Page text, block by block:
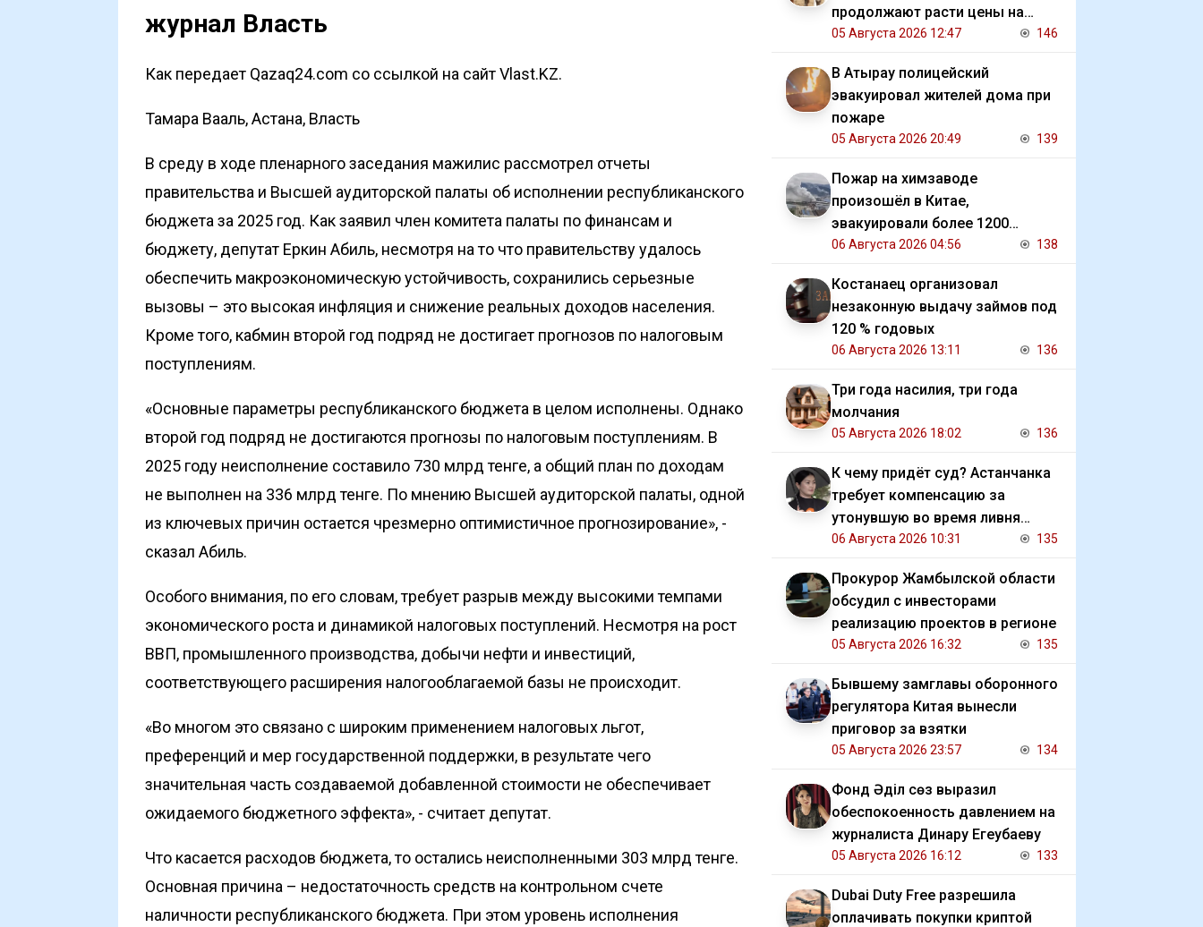
журнал Власть
Как передает Qazaq24.com со ссылкой на сайт Vlast.KZ.
Тамара Вааль, Астана, Власть
В среду в ходе пленарного заседания мажилис рассмотрел отчеты
правительства и Высшей аудиторской палаты об исполнении республиканского
бюджета за 2025 год. Как заявил член комитета палаты по финансам и
бюджету, депутат Еркин Абиль, несмотря на то что правительству удалось
обеспечить макроэкономическую устойчивость, сохранились серьезные
вызовы – это высокая инфляция и снижение реальных доходов населения.
Кроме того, кабмин второй год подряд не достигает прогнозов по налоговым
поступлениям.
«Основные параметры республиканского бюджета в целом исполнены. Однако
второй год подряд не достигаются прогнозы по налоговым поступлениям. В
2025 году неисполнение составило 730 млрд тенге, а общий план по доходам
не выполнен на 336 млрд тенге. По мнению Высшей аудиторской палаты, одной
из ключевых причин остается чрезмерно оптимистичное прогнозирование», -
сказал Абиль.
Особого внимания, по его словам, требует разрыв между высокими темпами
экономического роста и динамикой налоговых поступлений. Несмотря на рост
ВВП, промышленного производства, добычи нефти и инвестиций,
соответствующего расширения налогооблагаемой базы не происходит.
«Во многом это связано с широким применением налоговых льгот,
преференций и мер государственной поддержки, в результате чего
значительная часть создаваемой добавленной стоимости не обеспечивает
ожидаемого бюджетного эффекта», - считает депутат.
Что касается расходов бюджета, то остались неисполненными 303 млрд тенге.
Основная причина – недостаточность средств на контрольном счете
наличности республиканского бюджета. При этом уровень исполнения
продолжают расти цены на
баранину и конину
05 Августа 2026 12:47 146
В Атырау полицейский
эвакуировал жителей дома при
пожаре
05 Августа 2026 20:49 139
Пожар на химзаводе
произошёл в Китае,
эвакуировали более 1200
человек
06 Августа 2026 04:56 138
Костанаец организовал
незаконную выдачу займов под
120 % годовых
06 Августа 2026 13:11 136
Три года насилия, три года
молчания
05 Августа 2026 18:02 136
К чему придёт суд? Астанчанка
требует компенсацию за
утонувшую во время ливня
иномарку
06 Августа 2026 10:31 135
Прокурор Жамбылской области
обсудил с инвесторами
реализацию проектов в регионе
05 Августа 2026 16:32 135
Бывшему замглавы оборонного
регулятора Китая вынесли
приговор за взятки
05 Августа 2026 23:57 134
Фонд Әділ сөз выразил
обеспокоенность давлением на
журналиста Динару Егеубаеву
05 Августа 2026 16:12 133
Dubai Duty Free разрешила
оплачивать покупки криптой